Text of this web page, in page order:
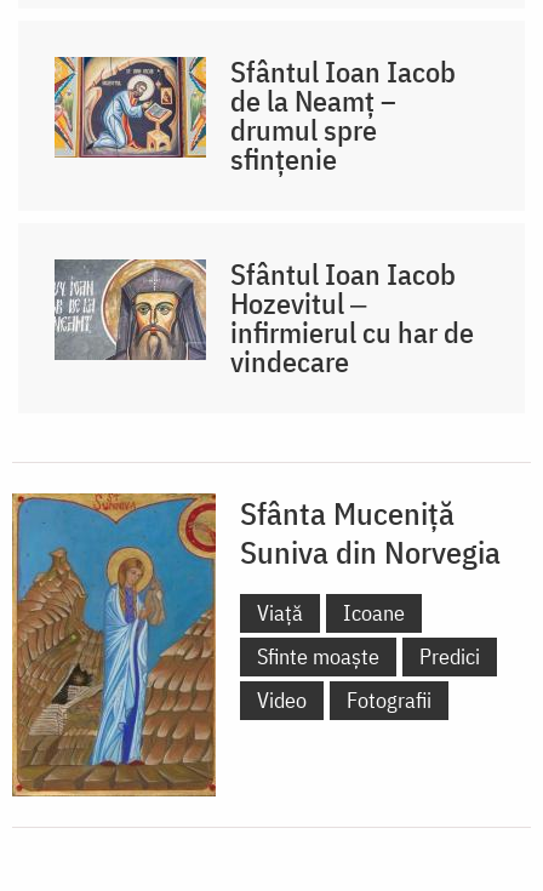
Sfântul Ioan Iacob
de la Neamț –
drumul spre
sfințenie
Sfântul Ioan Iacob
Hozevitul ‒
infirmierul cu har de
vindecare
Sfânta Muceniță
Suniva din Norvegia
Viață
Icoane
Sfinte moaște
Predici
Video
Fotografii